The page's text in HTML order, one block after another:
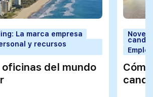
La marca empresa
y recursos
oficinas del mundo